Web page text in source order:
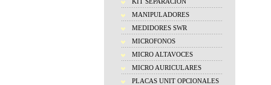
MANIPULADORES
MEDIDORES SWR
MICROFONOS
MICRO ALTAVOCES
MICRO AURICULARES
PLACAS UNIT OPCIONALES